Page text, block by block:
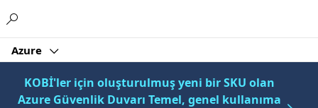
Azure
KOBİ'ler için oluşturulmuş yeni bir SKU olan
Azure Güvenlik Duvarı Temel, genel kullanıma